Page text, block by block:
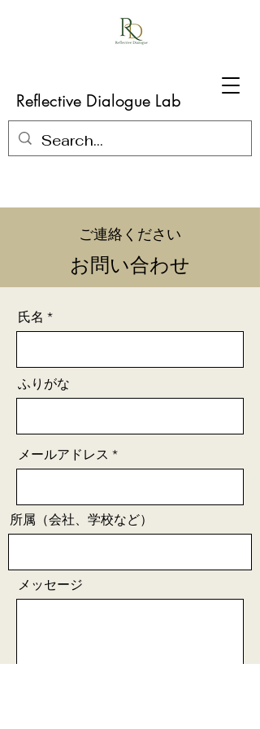
Reflective Dialogue Lab
ご連絡ください
お問い合わせ
氏名
ふりがな
メールアドレス
所属（会社、学校など）
メッセージ